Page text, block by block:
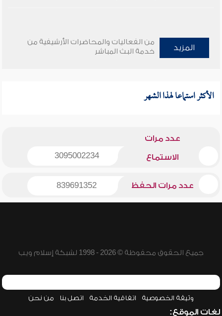
المزيد
من الفعاليات والمحاضرات الأرشيفية من
خدمة البث المباشر
الأكثر استماعا لهذا الشهر
عدد مرات
الاستماع 3095002234
عدد مرات الحفظ 839691352
جميع الحقوق محفوظة © 2026 - 1998 لشبكة إسلام ويب
وثيقة الخصوصية اتفاقية الخدمة اتصل بنا من نحن
لغات الموقع: